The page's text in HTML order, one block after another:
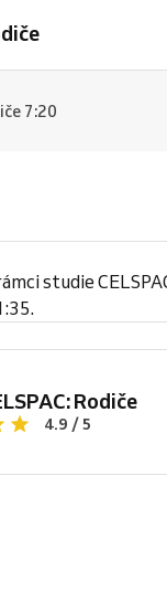
7:20
studie
Rodiče
4.9 / 5